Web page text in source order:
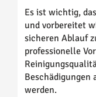
Es ist wichtig,
und vorbereitet
sicheren Ablauf
professionelle
Beschädigungen
werden.